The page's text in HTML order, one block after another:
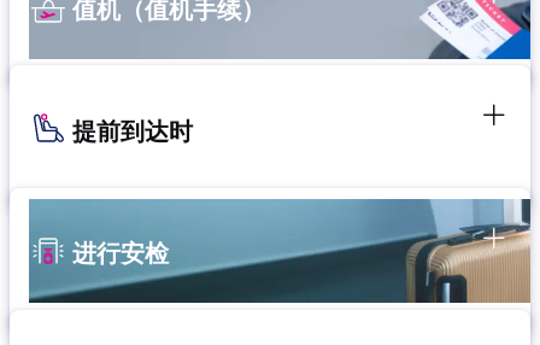
值机（值机手续）
提前到达时
进行安检